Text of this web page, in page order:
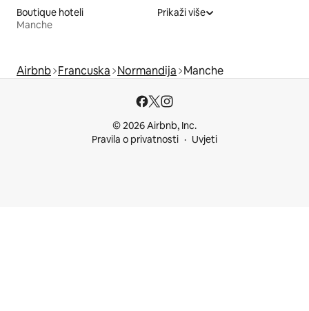
Boutique hoteli
Manche
Prikaži više
Airbnb Francuska Normandija Manche
© 2026 Airbnb, Inc.
Pravila o privatnosti
Uvjeti